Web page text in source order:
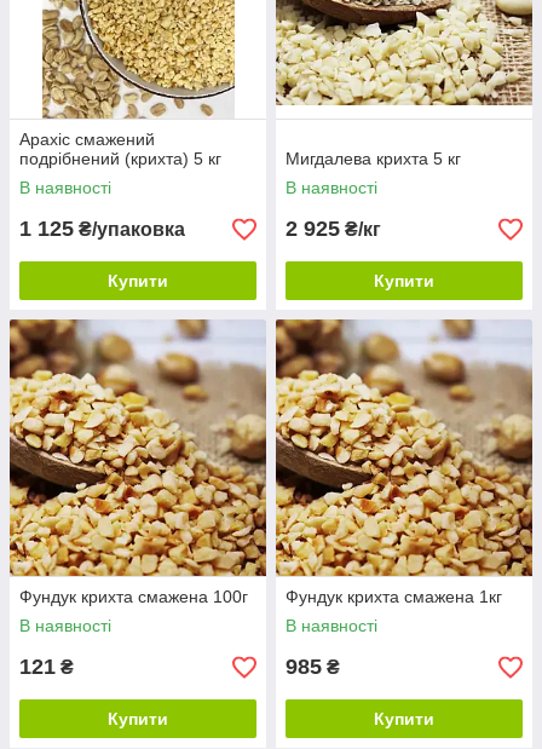
Арахіс смажений
подрібнений (крихта) 5 кг
В наявності
1 125 ₴/упаковка
Купити
Мигдалева крихта 5 кг
В наявності
2 925 ₴/кг
Купити
Фундук крихта смажена 100г
В наявності
121 ₴
Купити
Фундук крихта смажена 1кг
В наявності
985 ₴
Купити